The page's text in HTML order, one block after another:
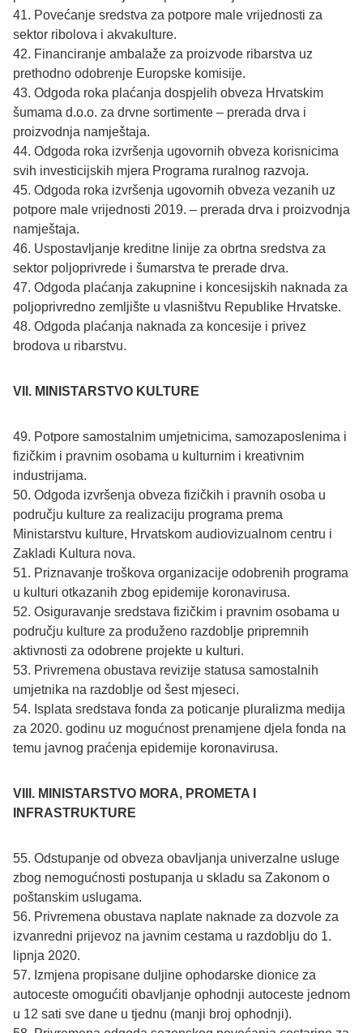
41. Povećanje sredstva za potpore male vrijednosti za
sektor ribolova i akvakulture.
42. Financiranje ambalaže za proizvode ribarstva uz
prethodno odobrenje Europske komisije.
43. Odgoda roka plaćanja dospjelih obveza Hrvatskim
šumama d.o.o. za drvne sortimente – prerada drva i
proizvodnja namještaja.
44. Odgoda roka izvršenja ugovornih obveza korisnicima
svih investicijskih mjera Programa ruralnog razvoja.
45. Odgoda roka izvršenja ugovornih obveza vezanih uz
potpore male vrijednosti 2019. – prerada drva i proizvodnja
namještaja.
46. Uspostavljanje kreditne linije za obrtna sredstva za
sektor poljoprivrede i šumarstva te prerade drva.
47. Odgoda plaćanja zakupnine i koncesijskih naknada za
poljoprivredno zemljište u vlasništvu Republike Hrvatske.
48. Odgoda plaćanja naknada za koncesije i privez
brodova u ribarstvu.
VII. MINISTARSTVO KULTURE
49. Potpore samostalnim umjetnicima, samozaposlenima i
fizičkim i pravnim osobama u kulturnim i kreativnim
industrijama.
50. Odgoda izvršenja obveza fizičkih i pravnih osoba u
području kulture za realizaciju programa prema
Ministarstvu kulture, Hrvatskom audiovizualnom centru i
Zakladi Kultura nova.
51. Priznavanje troškova organizacije odobrenih programa
u kulturi otkazanih zbog epidemije koronavirusa.
52. Osiguravanje sredstava fizičkim i pravnim osobama u
području kulture za produženo razdoblje pripremnih
aktivnosti za odobrene projekte u kulturi.
53. Privremena obustava revizije statusa samostalnih
umjetnika na razdoblje od šest mjeseci.
54. Isplata sredstava fonda za poticanje pluralizma medija
za 2020. godinu uz mogućnost prenamjene djela fonda na
temu javnog praćenja epidemije koronavirusa.
VIII. MINISTARSTVO MORA, PROMETA I
INFRASTRUKTURE
55. Odstupanje od obveza obavljanja univerzalne usluge
zbog nemogućnosti postupanja u skladu sa Zakonom o
poštanskim uslugama.
56. Privremena obustava naplate naknade za dozvole za
izvanredni prijevoz na javnim cestama u razdoblju do 1.
lipnja 2020.
57. Izmjena propisane duljine ophodarske dionice za
autoceste omogućiti obavljanje ophodnji autoceste jednom
u 12 sati sve dane u tjednu (manji broj ophodnji).